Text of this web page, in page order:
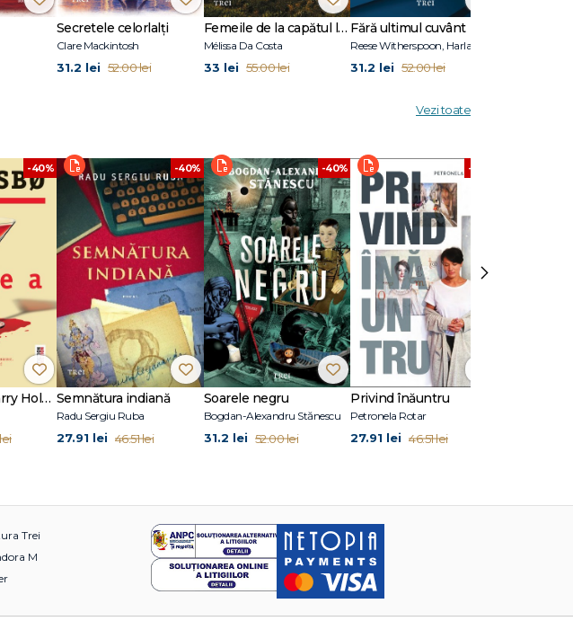
Secretele celorlalți
Clare Mackintosh
31.2 lei 52.00 lei
Femeile de la capătul lumii
Mélissa Da Costa
33 lei 55.00 lei
Fără ultimul cuvânt
31.2 lei 52.00 lei
Vezi toate
-40%
Setea (seria Harry Hole, vol. 11)
-40%
Semnătura indiană
Radu Sergiu Ruba
27.91 lei 46.51 lei
-40%
Soarele negru
Bogdan-Alexandru Stănescu
31.2 lei 52.00 lei
-40%
Privind înăuntru
Petronela Rotar
27.91 lei 46.51 lei
›
Trei
M